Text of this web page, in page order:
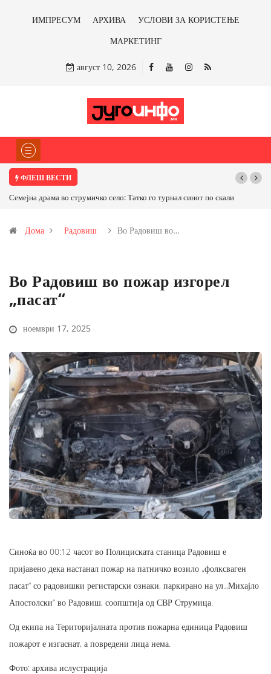
ИМПРЕСУМ АРХИВА
УСЛОВИ ЗА КОРИСТЕЊЕ
МАРКЕТИНГ
август 10, 2026
ФЛЕШ ВЕСТИ
Семејна драма во струмичко село: Татко го турнал синот по скалиТРАМП
Дома Радовиш Во Радовиш во…
Во Радовиш во пожар изгорел
„пасат“
ноември 17, 2025
Синоќа во 00:12 часот во Полициската станица Радовиш е
пријавено дека настанал пожар на патничко возило „фолксваген
пасат“ со радовишки регистарски ознаки, паркирано на ул.„Михајло
Апостолски“ во Радовиш, соопштија од СВР Струмица.
Од екипа на Територијалната против пожарна единица Радовиш
пожарот е изгаснат, а повредени лица нема.
Фото: архива ислустрација